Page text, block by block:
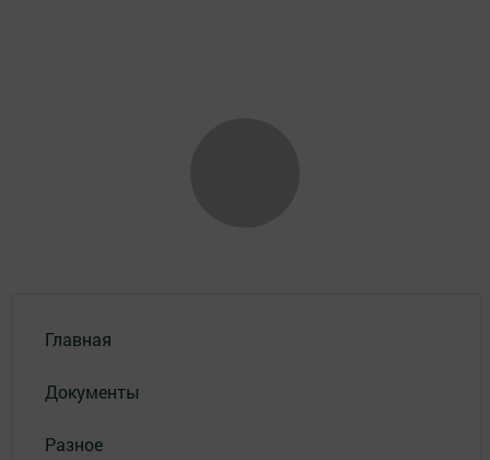
Главная
Документы
Разное